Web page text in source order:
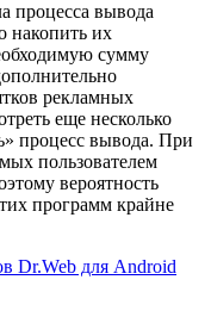
процесса вывода
накопить их
сумму
рекламных
еще несколько
процесс вывода. При
пользователем
вероятность
программ крайне